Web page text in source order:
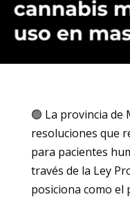
🟢 La provincia de
resoluciones que
para pacientes
través de la Ley
posiciona como